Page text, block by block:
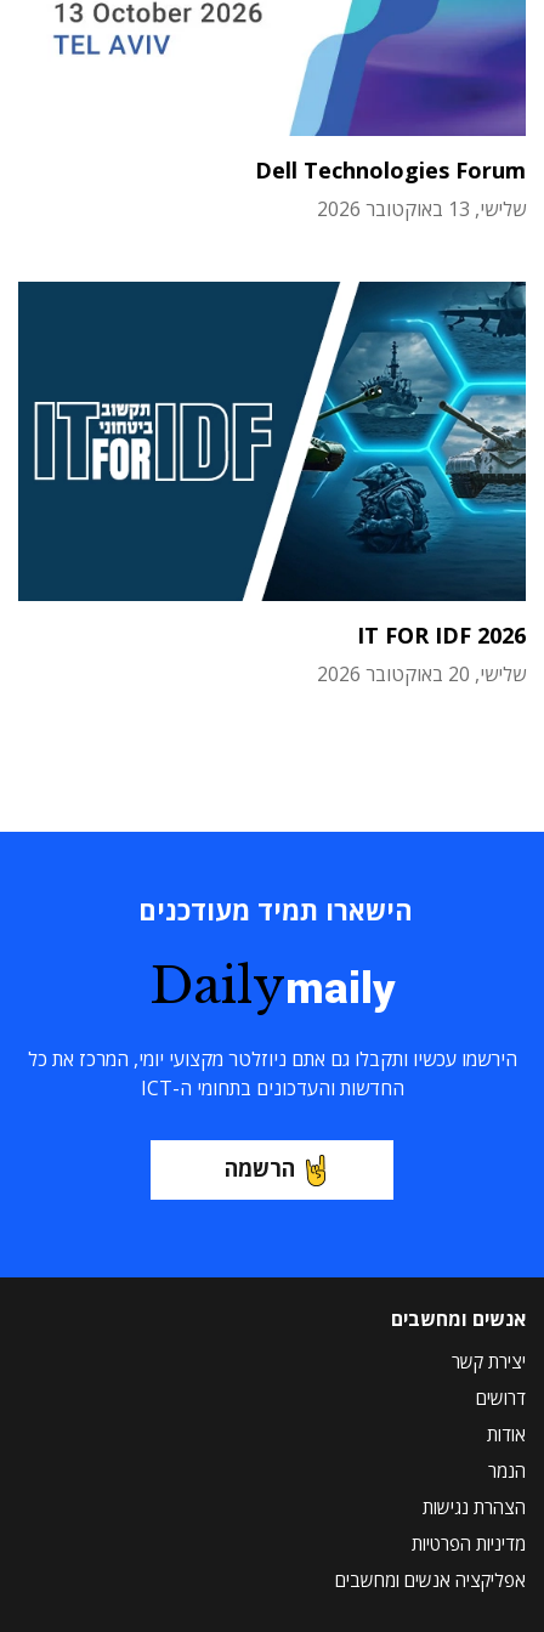
Dell Technologies Forum
שלישי, 13 באוקטובר 2026
IT FOR IDF 2026
שלישי, 20 באוקטובר 2026
הישארו תמיד מעודכנים
Dailymaily
הירשמו עכשיו ותקבלו גם אתם ניוזלטר מקצועי יומי, המרכז את כל
החדשות והעדכונים בתחומי ה-ICT
הרשמה
אנשים ומחשבים
יצירת קשר
דרושים
אודות
הנמר
הצהרת נגישות
מדיניות הפרטיות
אפליקציה אנשים ומחשבים